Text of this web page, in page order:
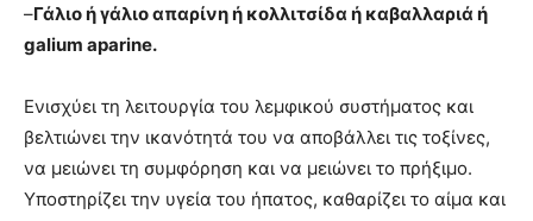
–Γάλιο ή γάλιο απαρίνη ή κολλιτσίδα ή καβαλλαριά ή
galium aparine.
Ενισχύει τη λειτουργία του λεμφικού συστήματος και
βελτιώνει την ικανότητά του να αποβάλλει τις τοξίνες,
να μειώνει τη συμφόρηση και να μειώνει το πρήξιμο.
Υποστηρίζει την υγεία του ήπατος, καθαρίζει το αίμα και